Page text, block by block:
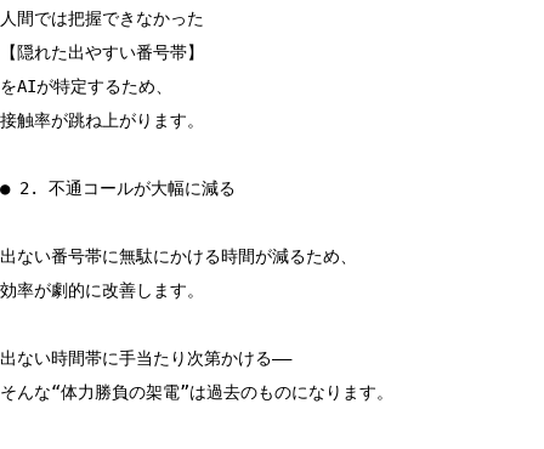
人間では把握できなかった
【隠れた出やすい番号帯】
をAIが特定するため、
接触率が跳ね上がります。
● 2. 不通コールが大幅に減る
出ない番号帯に無駄にかける時間が減るため、
効率が劇的に改善します。
出ない時間帯に手当たり次第かける――
そんな“体力勝負の架電”は過去のものになります。